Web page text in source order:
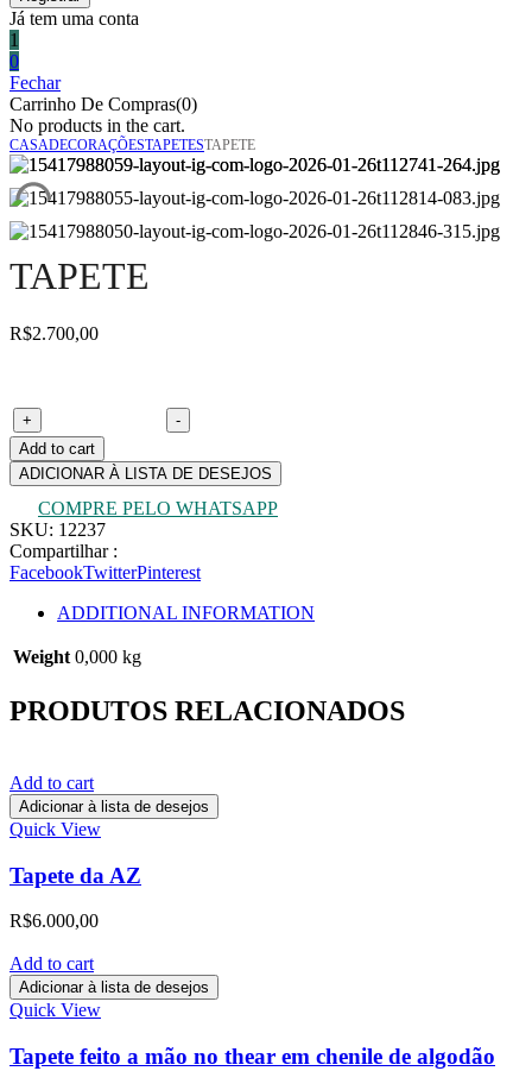
Já tem uma conta
1
0
Fechar
Carrinho De Compras(0)
No products in the cart.
CASADECORAÇÕESTAPETESTAPETE
TAPETE
R$2.700,00
+
-
Add to cart
ADICIONAR À LISTA DE DESEJOS
COMPRE PELO WHATSAPP
SKU: 12237
Compartilhar :
FacebookTwitterPinterest
ADDITIONAL INFORMATION
Weight 0,000 kg
PRODUTOS RELACIONADOS
Add to cart
Adicionar à lista de desejos
Quick View
Tapete da AZ
R$6.000,00
Add to cart
Adicionar à lista de desejos
Quick View
Tapete feito a mão no thear em chenile de algodão